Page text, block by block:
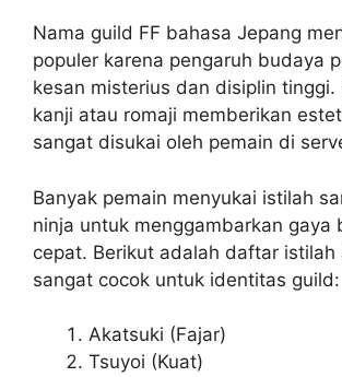
Nama guild FF bahasa Jepang
populer karena pengaruh budaya
kesan misterius dan disiplin tinggi.
kanji atau romaji memberikan
sangat disukai oleh pemain di
Banyak pemain menyukai istilah
ninja untuk menggambarkan gaya
cepat. Berikut adalah daftar istilah
sangat cocok untuk identitas guild:
Akatsuki (Fajar)
Tsuyoi (Kuat)